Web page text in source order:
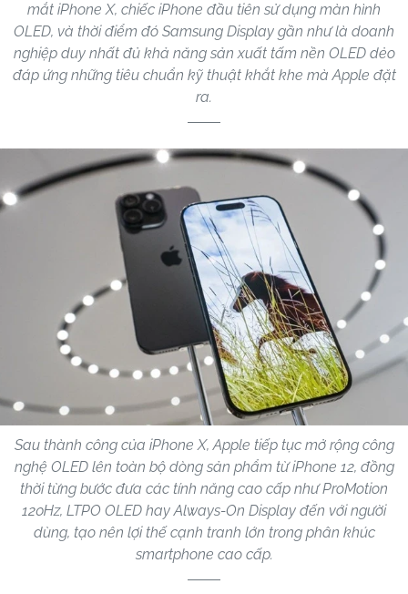
mắt iPhone X, chiếc iPhone đầu tiên sử dụng màn hình
OLED, và thời điểm đó Samsung Display gần như là doanh
nghiệp duy nhất đủ khả năng sản xuất tấm nền OLED dẻo
đáp ứng những tiêu chuẩn kỹ thuật khắt khe mà Apple đặt
ra.
Sau thành công của iPhone X, Apple tiếp tục mở rộng công
nghệ OLED lên toàn bộ dòng sản phẩm từ iPhone 12, đồng
thời từng bước đưa các tính năng cao cấp như ProMotion
120Hz, LTPO OLED hay Always-On Display đến với người
dùng, tạo nên lợi thế cạnh tranh lớn trong phân khúc
smartphone cao cấp.